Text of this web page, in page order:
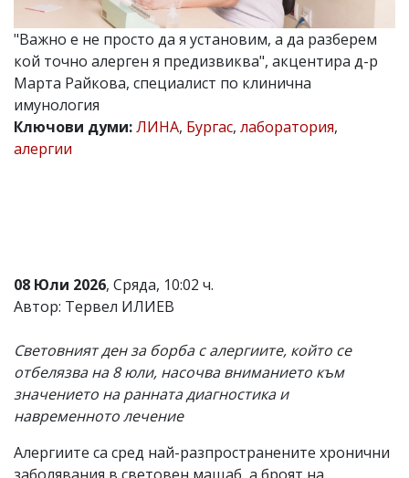
Касабова,
еmail:k.kassabova@flagman.bg
Главен
редактор:
Иван
Колев,
email:
office@flagman.bg
и
редакцията
отговорност
за
Ако
откриете
за
вас
"Важно е не просто да я установим, а да разберем
кой точно алерген я предизвиква", акцентира д-р
Марта Райкова, специалист по клинична
имунология
Ключови думи:ЛИНА, Бургас, лаборатория,
алергии
08 Юли 2026, Сряда, 10:02 ч.
Автор: Тервел ИЛИЕВ
Световният ден за борба с алергиите, който се
отбелязва на 8 юли, насочва вниманието към
значението на ранната диагностика и
навременното лечение
Алергиите са сред най-разпространените хронични